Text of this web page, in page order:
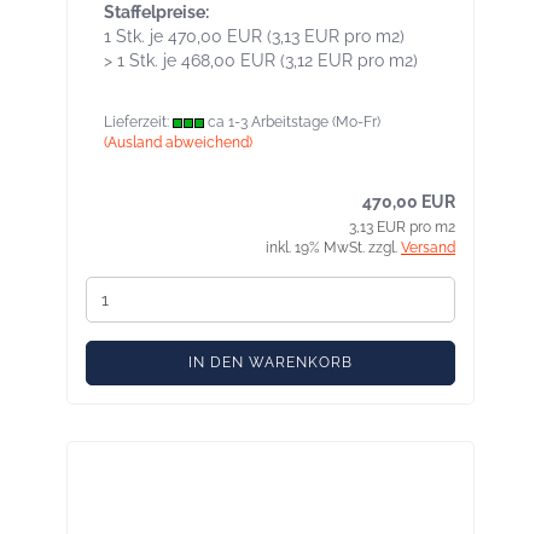
Staffelpreise:
1 Stk. je 470,00 EUR (3,13 EUR pro m2)
> 1 Stk. je 468,00 EUR (3,12 EUR pro m2)
Lieferzeit:
ca 1-3 Arbeitstage (Mo-Fr)
(Ausland abweichend)
470,00 EUR
3,13 EUR pro m2
inkl. 19% MwSt. zzgl. Versand
IN DEN WARENKORB